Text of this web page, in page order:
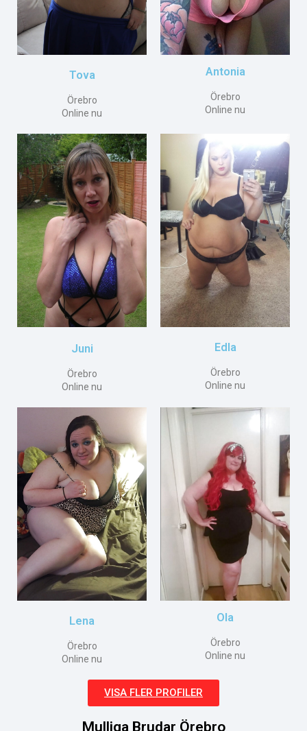
Tova
Örebro
Online nu
Antonia
Örebro
Online nu
Juni
Örebro
Online nu
Edla
Örebro
Online nu
Lena
Örebro
Online nu
Ola
Örebro
Online nu
VISA FLER PROFILER
Mulliga Brudar Örebro